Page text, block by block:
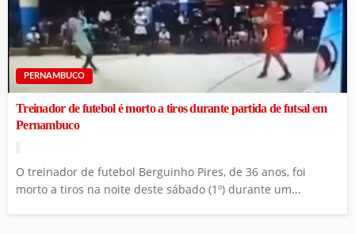
PERNAMBUCO
Treinador de futebol é morto a tiros durante partida de futsal em
Pernambuco
O treinador de futebol Berguinho Pires, de 36 anos, foi
morto a tiros na noite deste sábado (1º) durante um...